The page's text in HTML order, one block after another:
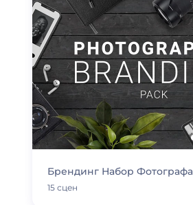
Брендинг Набор Фотографа
15 сцен